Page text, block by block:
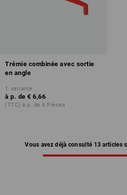
Trémie combinée avec sortie
en angle
1 variante
à p. de € 6,66
(TTC) à p. de 6 Pièces
Vous avez déjà consulté 13 articles